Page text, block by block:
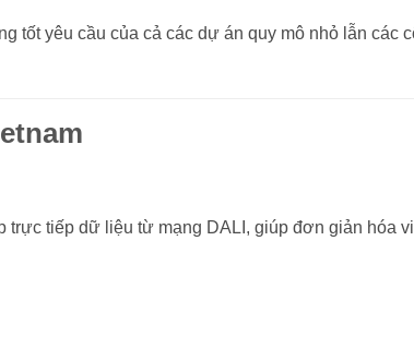
tốt yêu cầu của cả các dự án quy mô nhỏ lẫn các
trực tiếp dữ liệu từ mạng DALI, giúp đơn giản hóa